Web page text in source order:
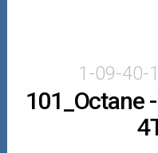
Öljyt ja kemikaalit
1-09-40-
101_Octane